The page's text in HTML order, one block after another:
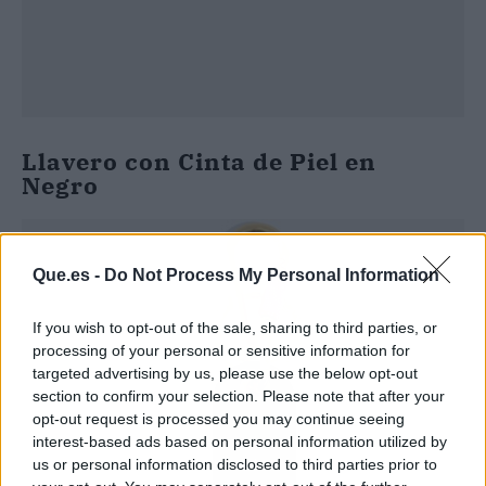
Que.es - Do Not Process My Personal Information
If you wish to opt-out of the sale, sharing to third parties, or
processing of your personal or sensitive information for
targeted advertising by us, please use the below opt-out
section to confirm your selection. Please note that after your
opt-out request is processed you may continue seeing
interest-based ads based on personal information utilized by
us or personal information disclosed to third parties prior to
Llavero con Cinta de Piel en
Negro